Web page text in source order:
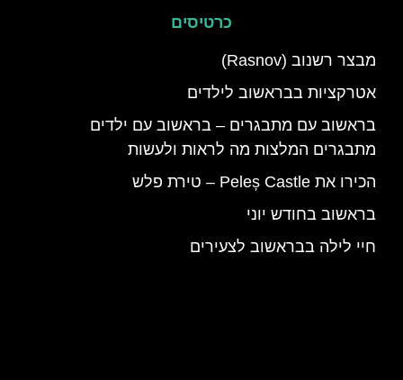
כרטיסים
מבצר רשנוב (Rasnov)
אטרקציות בבראשוב לילדים
בראשוב עם מתבגרים – בראשוב עם ילדים
מתבגרים המלצות מה לראות ולעשות
הכירו את Peleș Castle – טירת פלש
בראשוב בחודש יוני
חיי לילה בבראשוב לצעירים